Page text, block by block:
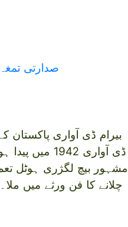
صدارتی
بیرام ڈی آواری
ڈی آواری
مشہور بیچ لگژری ہوٹل
چلانے کا فن ورثے میں